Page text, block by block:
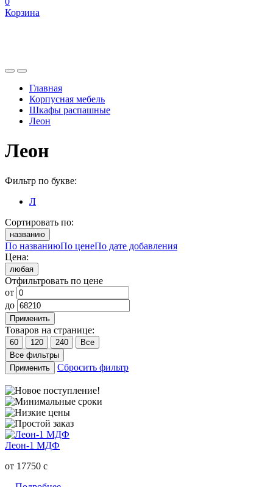
Корзина
Главная
Корпусная мебель
Шкафы распашные
Леон
Леон
Фильтр по букве:
Л
Сортировать по:
названию
По названиюПо ценеПо дате добавления
Цена:
любая
Отфильтровать по цене
от
до
Применить
Товаров на странице:
60 120 240
Все
Все фильтры
Применить
Сбросить фильтр
Леон-1 МДФ
от 17750 c